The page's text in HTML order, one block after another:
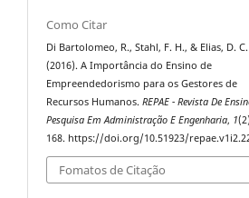
Como Citar
Di Bartolomeo, R., Stahl, F. H., & Elias, D. C.
(2016). A Importância do Ensino de
Empreendedorismo para os Gestores de
Recursos Humanos.REPAE - Revista De
Pesquisa Em Administração E Engenharia, 1
168. https://doi.org/10.51923/
Fomatos de Citação